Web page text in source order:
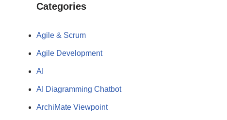
Categories
Agile & Scrum
Agile Development
AI
AI Diagramming Chatbot
ArchiMate Viewpoint